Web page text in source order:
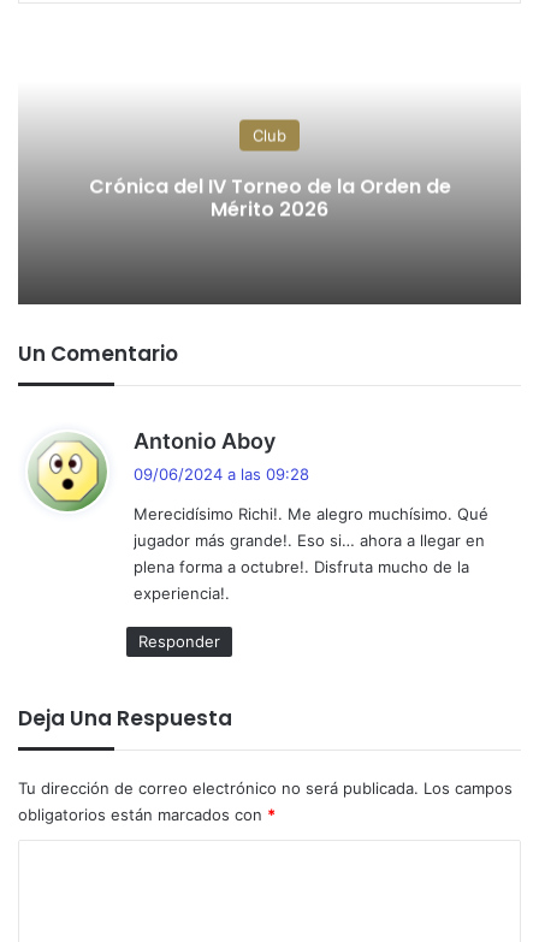
Club
Crónica del IV Torneo de la Orden de
Mérito 2026
Un Comentario
Antonio Aboy
e
:
09/06/2024 a las 09:28
Merecidísimo Richi!. Me alegro muchísimo. Qué
jugador más grande!. Eso si… ahora a llegar en
plena forma a octubre!. Disfruta mucho de la
experiencia!.
Responder
Deja Una Respuesta
Tu dirección de correo electrónico no será publicada. Los campos
obligatorios están marcados con *